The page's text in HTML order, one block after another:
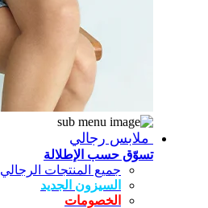
ملابس رجالي
تسوّق حسب الإطلالة
جميع المنتجات الرجالي
السيزون الجديد
الخصومات